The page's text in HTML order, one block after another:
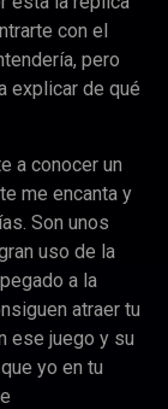
con el
pero
explicar de qué
a conocer un
me encanta y
Son unos
uso de la
a la
atraer tu
ese juego y su
yo en tu